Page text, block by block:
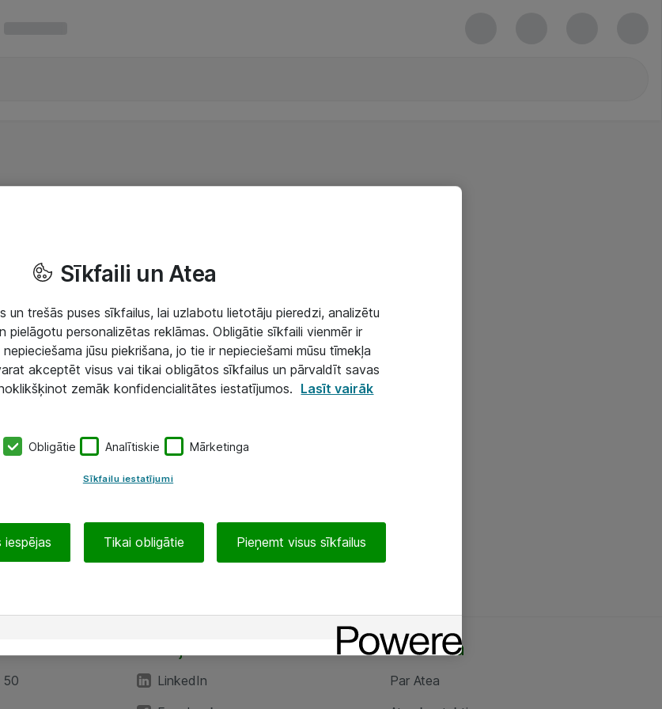
50
LinkedIn
Par Atea
Par Atea
Sīkfaili un Atea
un trešās puses sīkfailus, lai uzlabotu lietotāju pieredzi, analizētu
pielāgotu personalizētas reklāmas. Obligātie sīkfaili vienmēr ir
jūsu piekrišana, jo tie ir nepieciešami mūsu tīmekļa
akceptēt visus vai tikai obligātos sīkfailus un pārvaldīt savas
zemāk konfidencialitātes iestatījumos.
Lasīt vairāk
Obligātie Analītiskie Mārketinga
Sīkfailu iestatījumi
iespējas Tikai obligātie Pieņemt visus sīkfailus